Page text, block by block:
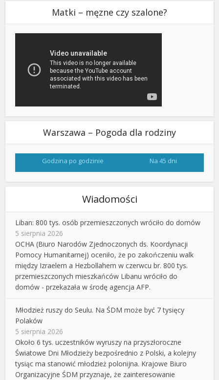
Matki – męzne czy szalone?
Warszawa – Pogoda dla rodziny
Godzina po godzinie Na 45 dni
Wiadomości
Liban: 800 tys. osób przemieszczonych wróciło do domów
5 sierpnia 2026
OCHA (Biuro Narodów Zjednoczonych ds. Koordynacji
Pomocy Humanitarnej) oceniło, że po zakończeniu walk
między Izraelem a Hezbollahem w czerwcu br. 800 tys.
przemieszczonych mieszkańców Libanu wróciło do
domów - przekazała w środę agencja AFP.
Młodzież ruszy do Seulu. Na ŚDM może być 7 tysięcy
Polaków
5 sierpnia 2026
Około 6 tys. uczestników wyruszy na przyszłoroczne
Światowe Dni Młodzieży bezpośrednio z Polski, a kolejny
tysiąc ma stanowić młodzież polonijna. Krajowe Biuro
Organizacyjne ŚDM przyznaje, że zainteresowanie